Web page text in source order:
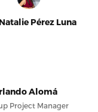
Pérez Luna
Alomá
Project Manager